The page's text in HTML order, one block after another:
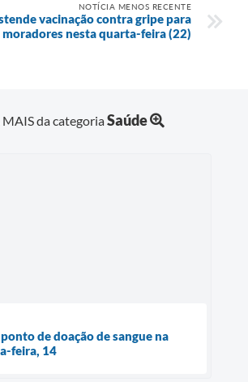
NOTÍCIA MENOS RECENTE
vacinação contra gripe para
nesta quarta-feira (22)
MAIS da categoriaSaúde
de doação de sangue na
feira, 14